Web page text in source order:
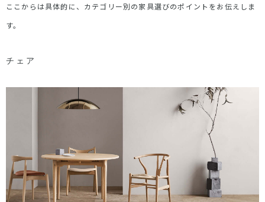
ここからは具体的に、カテゴリー別の家具選びのポイントをお伝えしま
す。
チェア